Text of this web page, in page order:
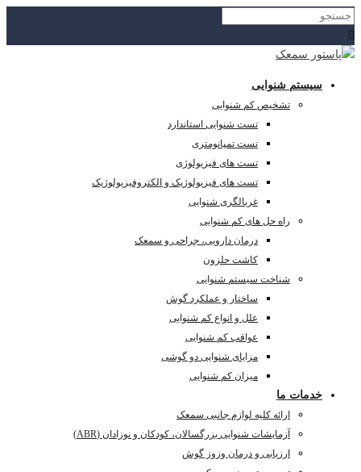
سیستم شنوایی
تشخیص کم شنوایی
تست شنوایی استاندارد
تست تمپانومتری
تست های فیزیولوژی
تست های فیزیولوژیک و الکتروفیزیولوژیک
غربالگری شنوایی
راه حل های کم شنوایی
درمان دارویی، جراحی و سمعک
کاشت حلزون
شناخت سیستم شنوایی
ساختار و عملکرد گوش
علل و انواع کم شنوایی
عواقب کم شنوایی
مزایای شنوایی دو گوشی
میزان کم شنوایی
خدمات ما
ارائه کلیه لوازم جانبی سمعک
آزمایشات شنوایی بزرگسالان، کودکان و نوزادان (ABR)
ارزیابی و درمان وزوز گوش